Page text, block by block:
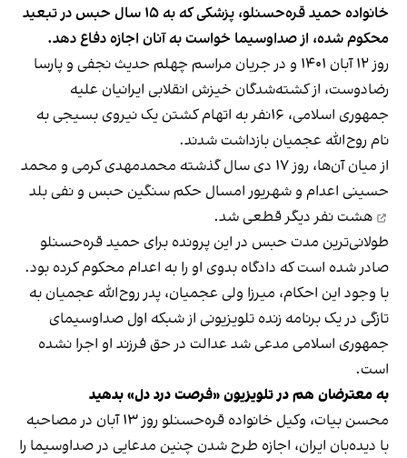
خانواده حمید قره‌حسنلو، پزشکی که به ۱۵ سال حبس در تبعید
محکوم شده، از صداوسیما خواست به آنان اجازه دفاع دهد.
روز ۱۲ آبان ۱۴۰۱ و در جریان مراسم چهلم حدیث نجفی و پارسا
رضادوست، از کشته‌شدگان خیزش انقلابی ایرانیان علیه
جمهوری اسلامی، ۱۶نفر به اتهام کشتن یک نیروی بسیجی به
نام روح‌الله عجمیان بازداشت شدند.
از میان آن‌ها، روز ۱۷ دی سال گذشته محمدمهدی کرمی و محمد
حسینی اعدام و شهریور امسال حکم سنگین حبس و نفی بلد
هشت نفر دیگر قطعی شد.
طولانی‌ترین مدت حبس در این پرونده برای حمید قره‌حسنلو
صادر شده است که دادگاه بدوی او را به اعدام محکوم کرده بود.
با وجود این احکام، میرزا ولی عجمیان، پدر روح‌الله عجمیان به
تازگی در یک برنامه‌ زنده‌ تلویزیونی از شبکه اول صداوسیمای
جمهوری اسلامی مدعی شد عدالت در حق فرزند او اجرا نشده
است.
به معترضان هم در تلویزیون «فرصت درد دل» بدهید
محسن بیات، وکیل خانواده قره‌حسنلو روز ۱۳ آبان در مصاحبه
با دیده‌بان ایران، اجازه طرح شدن چنین مدعایی در صداوسیما را